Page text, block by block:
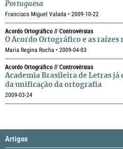
Portuguesa
Francisco Miguel Valada • 2009-10-22
Acordo Ortográfico // Controvérsias
O Acordo Ortográfico e as
Maria Regina Rocha • 2009-04-03
Acordo Ortográfico // Controvérsias
Academia Brasileira de Letras
da unificação da ortografia
2009-03-24
Artigos